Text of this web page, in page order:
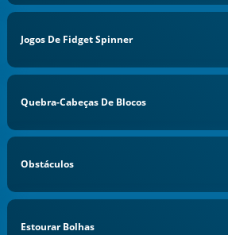
Jogos De Fidget Spinner
Quebra-Cabeças De Blocos
Obstáculos
Estourar Bolhas